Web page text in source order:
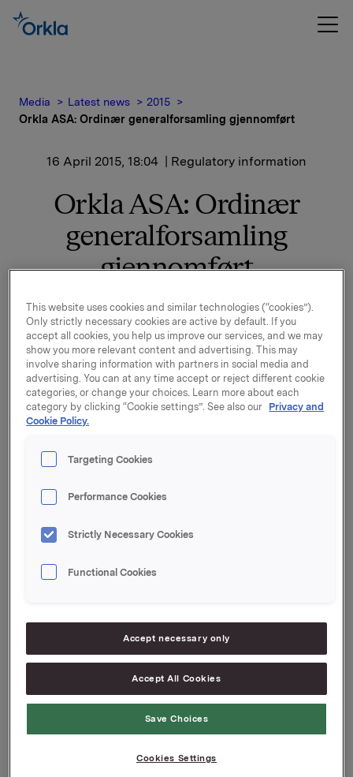
Media Latest news
2015
Orkla ASA: Ordinær generalforsamling gjennomført
16 April 2015, 18:04 | Regulatory information
Orkla ASA: Ordinær
generalforsamling
gjennomført
Orkla gjennomførte ordinær generalforsamling i dag,
16. april 2015, i Oslo.
Alle forslag på agendaen ble vedtatt, jf. innkalling
sendt i melding til Oslo Børs 26. mars 2015.
Generalforsamlingen vedtok styrets forslag til
aksjeutbytte for 2014 med kroner 2,50 per aksje.
generalforsamlingsdato.
Protokollen fra generalforsamlingen er vedlagt og
Orkla ASA
Oslo, 16. april 2015
Direktør Investor Relations
Tlf.: +47 977 13 250
[email protected]
This website uses cookies and similar technologies (“cookies”).
Only strictly necessary cookies are active by default. If you
accept all cookies, you help us improve our services, and we may
show you more relevant content and advertising. This may
involve sharing information with partners in social media and
advertising. You can at any time accept or reject different cookie
categories, or change your choices. Learn more about each
category by clicking “Cookie settings”. See also our Privacy and
Cookie Policy.
Targeting Cookies
Performance Cookies
Strictly Necessary Cookies
Functional Cookies
Accept necessary only
Accept All Cookies
Save Choices
Cookies Settings